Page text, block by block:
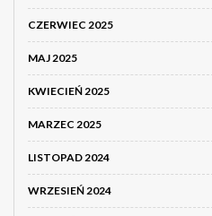
CZERWIEC 2025
MAJ 2025
KWIECIEŃ 2025
MARZEC 2025
LISTOPAD 2024
WRZESIEŃ 2024